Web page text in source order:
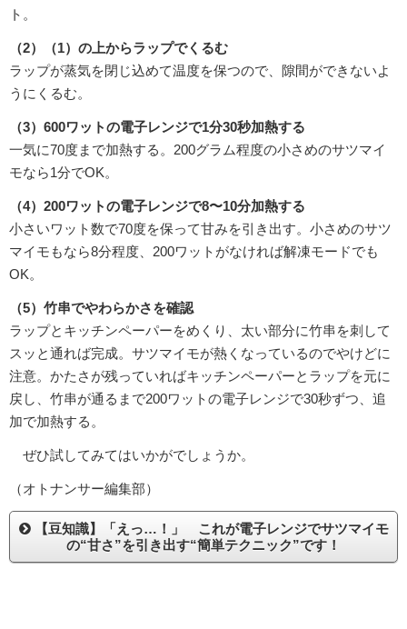
ト。
（2）（1）の上からラップでくるむ
ラップが蒸気を閉じ込めて温度を保つので、隙間ができないよ
うにくるむ。
（3）600ワットの電子レンジで1分30秒加熱する
一気に70度まで加熱する。200グラム程度の小さめのサツマイ
モなら1分でOK。
（4）200ワットの電子レンジで8〜10分加熱する
小さいワット数で70度を保って甘みを引き出す。小さめのサツ
マイモもなら8分程度、200ワットがなければ解凍モードでも
OK。
（5）竹串でやわらかさを確認
ラップとキッチンペーパーをめくり、太い部分に竹串を刺して
スッと通れば完成。サツマイモが熱くなっているのでやけどに
注意。かたさが残っていればキッチンペーパーとラップを元に
戻し、竹串が通るまで200ワットの電子レンジで30秒ずつ、追
加で加熱する。
ぜひ試してみてはいかがでしょうか。
（オトナンサー編集部）
【豆知識】「えっ…！」 これが電子レンジでサツマイモ
の“甘さ”を引き出す“簡単テクニック”です！